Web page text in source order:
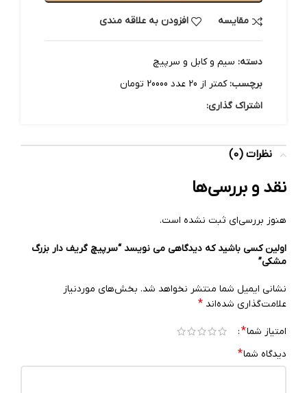
مقایسه افزودن به علاقه مندی
دسته: سیم و کابل و سرپیچ
برچسب: کمتر از 20 عدد 20000 تومان
اشتراک گذاری:
نظرات (0)
نقد و بررسی‌ها
هنوز بررسی‌ای ثبت نشده است.
اولین کسی باشید که دیدگاهی می نویسد “سرپیچ گریف دار بزرگ
مشکی”
نشانی ایمیل شما منتشر نخواهد شد. بخش‌های موردنیاز
علامت‌گذاری شده‌اند *
امتیاز شما*
دیدگاه شما*